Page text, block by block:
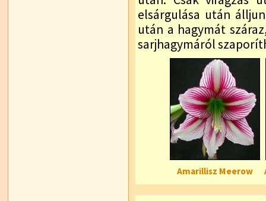
elsárgulása után
után a hagymát
sarjhagymáról
Amarillisz Meerow